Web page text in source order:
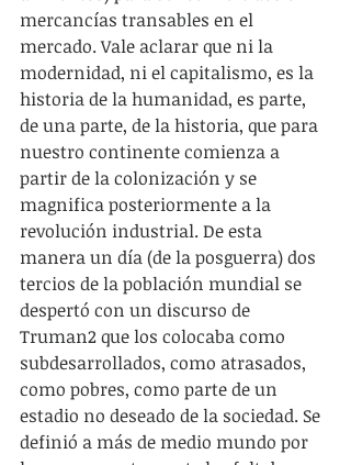
mercancías transables en el
mercado. Vale aclarar que ni la
modernidad, ni el capitalismo, es la
historia de la humanidad, es parte,
de una parte, de la historia, que para
nuestro continente comienza a
partir de la colonización y se
magnifica posteriormente a la
revolución industrial. De esta
manera un día (de la posguerra) dos
tercios de la población mundial se
despertó con un discurso de
Truman2 que los colocaba como
subdesarrollados, como atrasados,
como pobres, como parte de un
estadio no deseado de la sociedad. Se
definió a más de medio mundo por